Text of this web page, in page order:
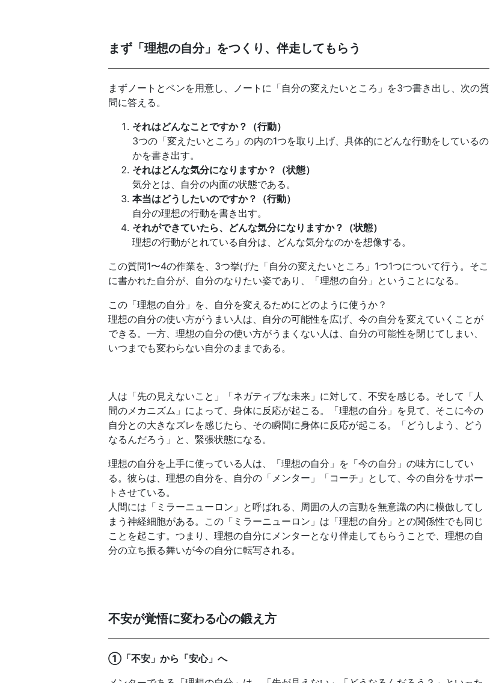
まず「理想の自分」をつくり、伴走してもらう
まずノートとペンを用意し、ノートに「自分の変えたいところ」を3つ書き出し、次の質
問に答える。
それはどんなことですか？（行動）
3つの「変えたいところ」の内の1つを取り上げ、具体的にどんな行動をしているの
かを書き出す。
それはどんな気分になりますか？（状態）
気分とは、自分の内面の状態である。
本当はどうしたいのですか？（行動）
自分の理想の行動を書き出す。
それができていたら、どんな気分になりますか？（状態）
理想の行動がとれている自分は、どんな気分なのかを想像する。
この質問1〜4の作業を、3つ挙げた「自分の変えたいところ」1つ1つについて行う。そこ
に書かれた自分が、自分のなりたい姿であり、「理想の自分」ということになる。
この「理想の自分」を、自分を変えるためにどのように使うか？
理想の自分の使い方がうまい人は、自分の可能性を広げ、今の自分を変えていくことが
できる。一方、理想の自分の使い方がうまくない人は、自分の可能性を閉じてしまい、
いつまでも変わらない自分のままである。
人は「先の見えないこと」「ネガティブな未来」に対して、不安を感じる。そして「人
間のメカニズム」によって、身体に反応が起こる。「理想の自分」を見て、そこに今の
自分との大きなズレを感じたら、その瞬間に身体に反応が起こる。「どうしよう、どう
なるんだろう」と、緊張状態になる。
理想の自分を上手に使っている人は、「理想の自分」を「今の自分」の味方にしてい
る。彼らは、理想の自分を、自分の「メンター」「コーチ」として、今の自分をサポー
トさせている。
人間には「ミラーニューロン」と呼ばれる、周囲の人の言動を無意識の内に模倣してし
まう神経細胞がある。この「ミラーニューロン」は「理想の自分」との関係性でも同じ
ことを起こす。つまり、理想の自分にメンターとなり伴走してもらうことで、理想の自
分の立ち振る舞いが今の自分に転写される。
不安が覚悟に変わる心の鍛え方
①「不安」から「安心」へ